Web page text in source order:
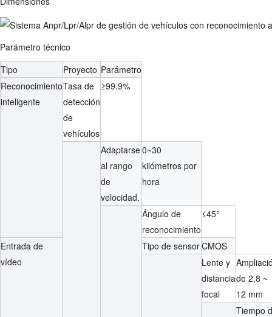
Parámetro técnico
Tipo
Proyecto Parámetro
Reconocimiento
inteligente
Tasa de
detección
de
vehículos
≥99.9%
Adaptarse
al rango
de
velocidad.
0~30
kilómetros por
hora
Ángulo de
reconocimiento
≤45°
Entrada de
vídeo
Tipo de sensorCMOS
Lente y
distancia
focal
de 2,8 ~
12 mm
Tiempo